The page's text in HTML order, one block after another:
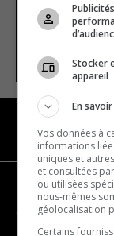
NAVIGATION
Become a
Contact us
Stocker
appareil
En
Vos données à
informations
uniques et
et consultées
ou utilisées
nous-mêmes
géolocalisation
Certains